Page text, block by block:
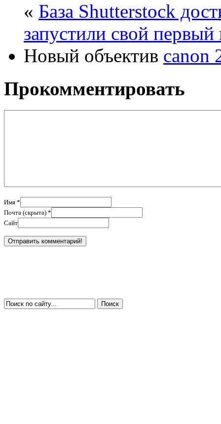
« База Shutterstock
запустили свой первый
Новый объектив canon
Прокомментировать
Имя *
Почта (скрыта) *
Сайт